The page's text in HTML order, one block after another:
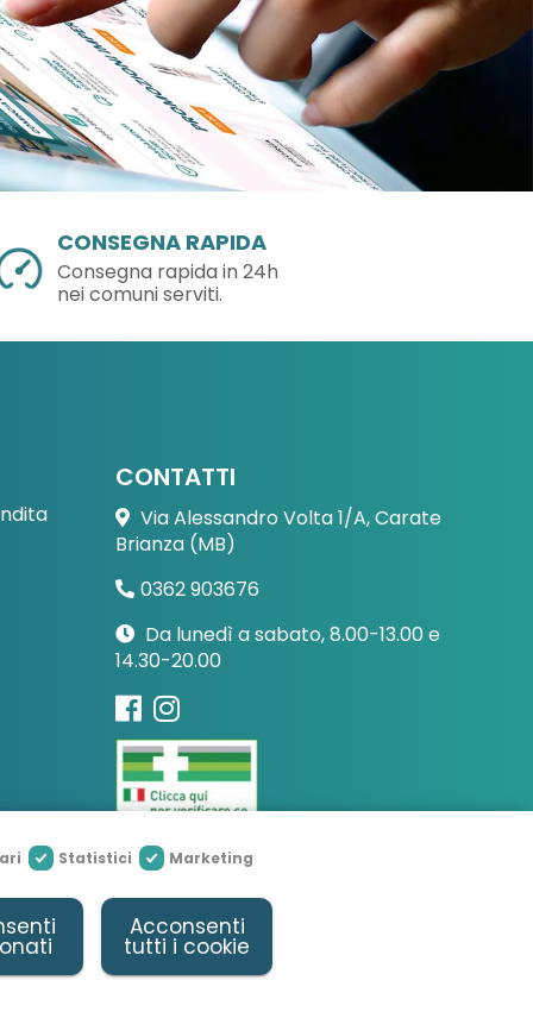
CONSEGNA RAPIDA
Consegna rapida in 24h
nei comuni serviti.
CONTATTI
Via Alessandro Volta 1/A, Carate
Brianza (MB)
0362 903676
Da lunedì a sabato, 8.00-13.00 e
14.30-20.00
Statistici Marketing
Acconsenti
tutti i cookie
By Due Elle Web